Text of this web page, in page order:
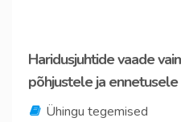
Haridusjuhtide vaade
põhjustele ja ennetusele
Ühingu tegemised